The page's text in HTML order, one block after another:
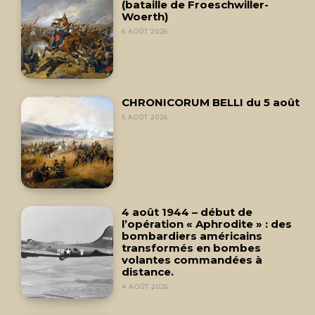
(bataille de Froeschwiller-
Woerth)
6 AOÛT 2026
CHRONICORUM BELLI du 5 août
5 AOÛT 2026
4 août 1944 – début de
l’opération « Aphrodite » : des
bombardiers américains
transformés en bombes
volantes commandées à
distance.
4 AOÛT 2026